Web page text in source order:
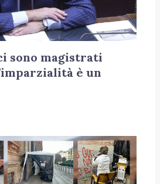
sono magistrati
è un